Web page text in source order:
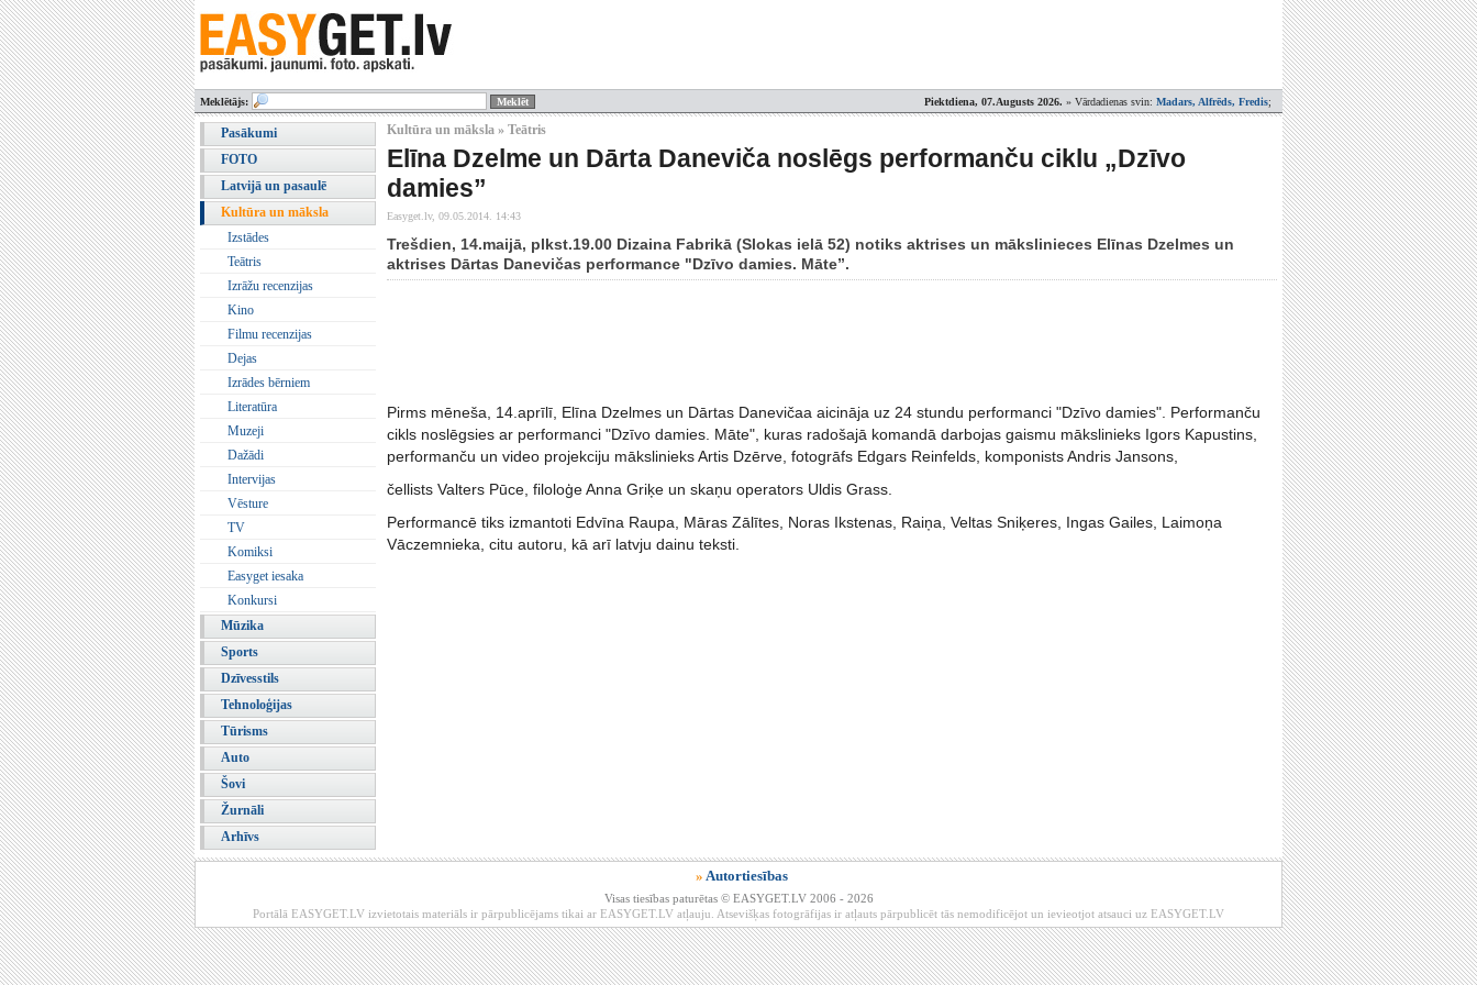
Piektdiena, 07.Augusts 2026. » Vārdadienas svin: Madars, Alfrēds, Fredis;
Meklētājs:
Pasākumi
FOTO
Latvijā un pasaulē
Kultūra un māksla
Izstādes
Teātris
Izrāžu recenzijas
Kino
Filmu recenzijas
Dejas
Izrādes bērniem
Literatūra
Muzeji
Dažādi
Intervijas
Vēsture
TV
Komiksi
Easyget iesaka
Konkursi
Mūzika
Sports
Dzīvesstils
Tehnoloģijas
Tūrisms
Auto
Šovi
Žurnāli
Arhīvs
Kultūra un māksla » Teātris
Elīna Dzelme un Dārta Daneviča noslēgs performanču ciklu „Dzīvo
damies”
Easyget.lv, 09.05.2014. 14:43
Trešdien, 14.maijā, plkst.19.00 Dizaina Fabrikā (Slokas ielā 52) notiks aktrises un mākslinieces Elīnas Dzelmes un
aktrises Dārtas Danevičas performance "Dzīvo damies. Māte”.
Pirms mēneša, 14.aprīlī, Elīna Dzelmes un Dārtas Danevičaa aicināja uz 24 stundu performanci "Dzīvo damies". Performanču
cikls noslēgsies ar performanci "Dzīvo damies. Māte", kuras radošajā komandā darbojas gaismu mākslinieks Igors Kapustins,
performanču un video projekciju mākslinieks Artis Dzērve, fotogrāfs Edgars Reinfelds, komponists Andris Jansons,
čellists Valters Pūce, filoloģe Anna Griķe un skaņu operators Uldis Grass.
Performancē tiks izmantoti Edvīna Raupa, Māras Zālītes, Noras Ikstenas, Raiņa, Veltas Sniķeres, Ingas Gailes, Laimoņa
Vāczemnieka, citu autoru, kā arī latvju dainu teksti.
» Autortiesības
Visas tiesības paturētas © EASYGET.LV 2006 - 2026
Portālā EASYGET.LV izvietotais materiāls ir pārpublicējams tikai ar EASYGET.LV atļauju. Atsevišķas fotogrāfijas ir atļauts pārpublicēt tās nemodificējot un ievieotjot atsauci uz EASYGET.LV